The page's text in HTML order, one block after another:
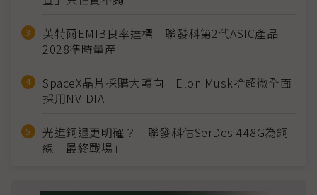
英特爾EMIB良率達標 聯發科第2代ASIC產品
2028準時量產
SpaceX晶片採購大轉向 Elon Musk捨超微全面
採用NVIDIA
光進銅退更明確？ 聯發科估SerDes 448G為銅
線「最終戰場」